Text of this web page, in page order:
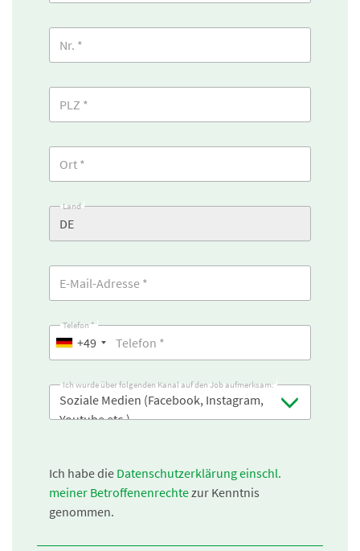
Land
+49
Telefon *
Ich wurde über folgenden Kanal auf den Job aufmerksam:
Soziale Medien (Facebook, Instagram,
Youtube etc.)
Ich habe die Datenschutzerklärung einschl.
meiner Betroffenenrechtezur Kenntnis
genommen.